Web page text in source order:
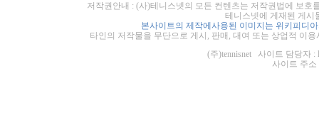
저작권안내 : (사)테니스넷의 모든 컨텐츠는 저작권법에 보
테니스넷에 게재된 게시
본사이트의 제작에사용된 이미지는 위키피디
타인의 저작물을 무단으로 게시, 판매, 대여 또는 상업적 이
(주)tennisnet 사이트 담당자 :
사이트 주